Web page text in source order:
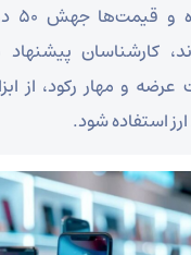
کارشناسان
و مهار رکود، از
استفاده شود.